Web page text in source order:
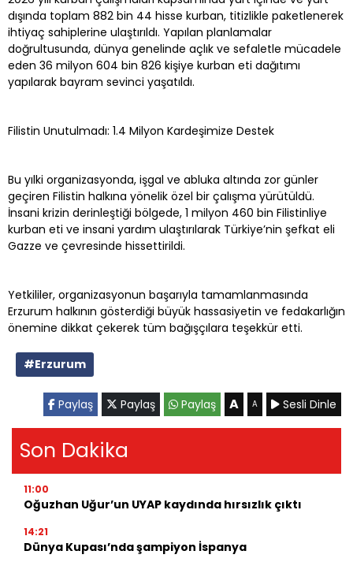
dışında toplam 882 bin 44 hisse kurban, titizlikle paketlenerek
ihtiyaç sahiplerine ulaştırıldı. Yapılan planlamalar
doğrultusunda, dünya genelinde açlık ve sefaletle mücadele
eden 36 milyon 604 bin 826 kişiye kurban eti dağıtımı
yapılarak bayram sevinci yaşatıldı.
Filistin Unutulmadı: 1.4 Milyon Kardeşimize Destek
Bu yılki organizasyonda, işgal ve abluka altında zor günler
geçiren Filistin halkına yönelik özel bir çalışma yürütüldü.
İnsani krizin derinleştiği bölgede, 1 milyon 460 bin Filistinliye
kurban eti ve insani yardım ulaştırılarak Türkiye’nin şefkat eli
Gazze ve çevresinde hissettirildi.
Yetkililer, organizasyonun başarıyla tamamlanmasında
Erzurum halkının gösterdiği büyük hassasiyetin ve fedakarlığın
önemine dikkat çekerek tüm bağışçılara teşekkür etti.
#Erzurum
Paylaş Paylaş Paylaş A A Sesli Dinle
Son Dakika
11:00
Oğuzhan Uğur’un UYAP kaydında hırsızlık çıktı
14:21
Dünya Kupası’nda şampiyon İspanya